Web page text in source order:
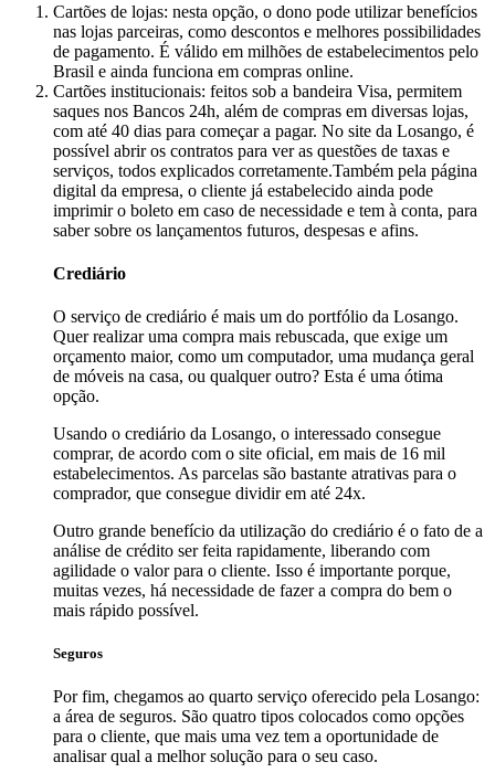
Cartões de lojas: nesta opção, o dono pode utilizar benefícios
nas lojas parceiras, como descontos e melhores possibilidades
de pagamento. É válido em milhões de estabelecimentos pelo
Brasil e ainda funciona em compras online.
Cartões institucionais: feitos sob a bandeira Visa, permitem
saques nos Bancos 24h, além de compras em diversas lojas,
com até 40 dias para começar a pagar. No site da Losango, é
possível abrir os contratos para ver as questões de taxas e
serviços, todos explicados corretamente.Também pela página
digital da empresa, o cliente já estabelecido ainda pode
imprimir o boleto em caso de necessidade e tem à conta, para
saber sobre os lançamentos futuros, despesas e afins.
Crediário
O serviço de crediário é mais um do portfólio da Losango.
Quer realizar uma compra mais rebuscada, que exige um
orçamento maior, como um computador, uma mudança geral
de móveis na casa, ou qualquer outro? Esta é uma ótima
opção.
Usando o crediário da Losango, o interessado consegue
comprar, de acordo com o site oficial, em mais de 16 mil
estabelecimentos. As parcelas são bastante atrativas para o
comprador, que consegue dividir em até 24x.
Outro grande benefício da utilização do crediário é o fato de a
análise de crédito ser feita rapidamente, liberando com
agilidade o valor para o cliente. Isso é importante porque,
muitas vezes, há necessidade de fazer a compra do bem o
mais rápido possível.
Seguros
Por fim, chegamos ao quarto serviço oferecido pela Losango:
a área de seguros. São quatro tipos colocados como opções
para o cliente, que mais uma vez tem a oportunidade de
analisar qual a melhor solução para o seu caso.